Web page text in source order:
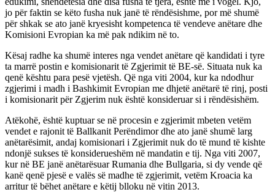
jo për faktin se këto fusha nuk janë të rëndësishme, por më shumë
për shkak se ato janë kryesisht kompetenca të vendeve anëtare dhe
Komisioni Evropian ka më pak ndikim në to.
Kësaj radhe ka shumë interes nga vendet anëtare që kandidati i tyre
ta marrë postin e komisionarit të Zgjerimit të BE-së. Situata nuk ka
qenë kështu para pesë vjetësh. Që nga viti 2004, kur ka ndodhur
zgjerimi i madh i Bashkimit Evropian me dhjetë anëtarë të rinj, posti
i komisionarit për Zgjerim nuk është konsideruar si i rëndësishëm.
Atëkohë, është kuptuar se në procesin e zgjerimit mbeten vetëm
vendet e rajonit të Ballkanit Perëndimor dhe ato janë shumë larg
anëtarësimit, andaj komisionari i Zgjerimit nuk do të mund të kishte
ndonjë sukses të konsiderueshëm në mandatin e tij. Nga viti 2007,
kur në BE janë anëtarësuar Rumania dhe Bullgaria, si dy vende që
kanë qenë pjesë e valës së madhe të zgjerimit, vetëm Kroacia ka
arritur të bëhet anëtare e këtij blloku në vitin 2013.